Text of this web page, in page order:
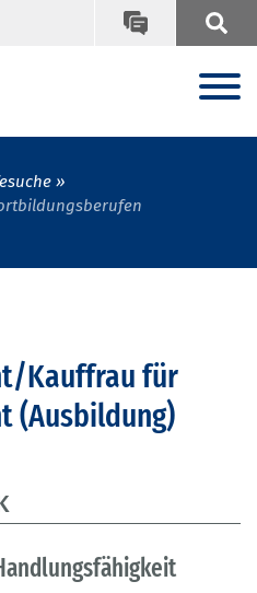
Kauffrau für
(Ausbildung)